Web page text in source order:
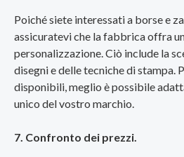
Poiché siete interessati a borse e
assicuratevi che la fabbrica offra
personalizzazione. Ciò include la
disegni e delle tecniche di stampa.
disponibili, meglio è possibile
unico del vostro marchio.
7. Confronto dei prezzi.